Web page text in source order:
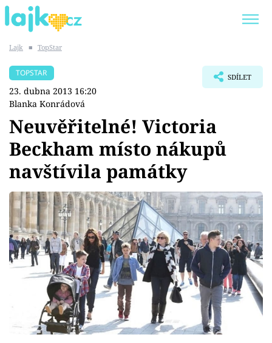
SHOPAHOLICADEL
Témata
Showbyznys
Youtubeři
Virály
Sex a vztahy
Videa
Sledujte prima+
Lajk ■ TopStar
TOPSTAR
23. dubna 2013 16:20
Blanka Konrádová
SDÍLET
Neuvěřitelné! Victoria
Beckham místo nákupů
navštívila památky